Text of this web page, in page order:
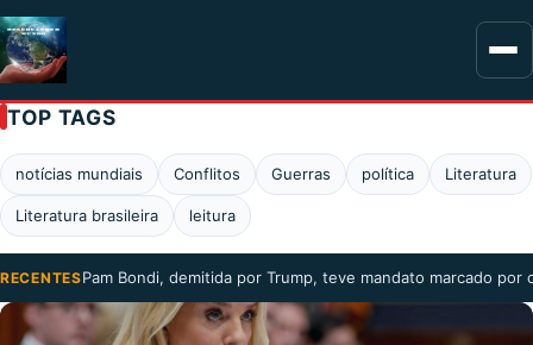
TOP TAGS
notícias mundiais Conflitos Guerras política Literatura
Literatura brasileira leitura
RECENTESPam Bondi, demitida por Trump, teve mandato marcado